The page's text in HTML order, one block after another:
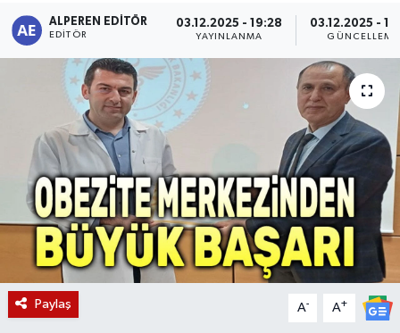
ALPEREN EDITÖR
EDITÖR
03.12.2025 - 19:28
YAYINLANMA
03.12.2025 -
GÜNCELLEME
Paylaş A- A+